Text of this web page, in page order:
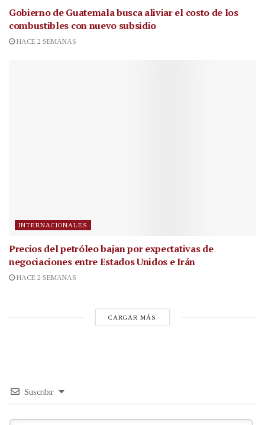
Gobierno de Guatemala busca aliviar el costo de los
combustibles con nuevo subsidio
HACE 2 SEMANAS
INTERNACIONALES
Precios del petróleo bajan por expectativas de
negociaciones entre Estados Unidos e Irán
HACE 2 SEMANAS
CARGAR MÁS
Suscribir